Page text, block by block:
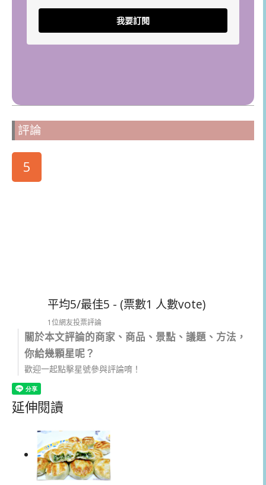
我要訂閱
評論
5
平均5/最佳5 - (票數1 人數vote)
1位網友投票評論
關於本文評論的商家、商品、景點、議題、方法，
你給幾顆星呢？
歡迎一起點擊星號參與評論唷！
延伸閱讀